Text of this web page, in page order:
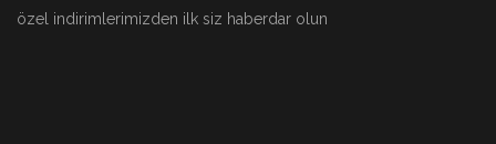
özel indirimlerimizden ilk siz haberdar olun